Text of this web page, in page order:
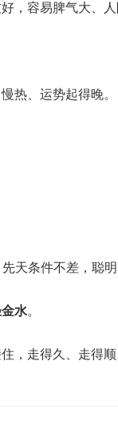
，容易脾气大、人
热、运势起得晚。
条件不差，聪明
水。
，走得久、走得顺